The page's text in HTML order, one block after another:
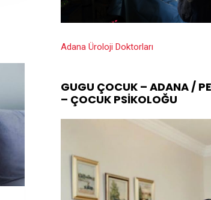
Adana Üroloji Doktorları
GUGU ÇOCUK – ADANA /
– ÇOCUK PSIKOLOĞU